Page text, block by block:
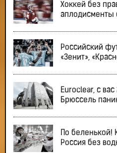
Хоккей без
аплодисменты
Российский
«Зенит»,
Euroclear, с
Брюссель
По беленькой!
Россия без